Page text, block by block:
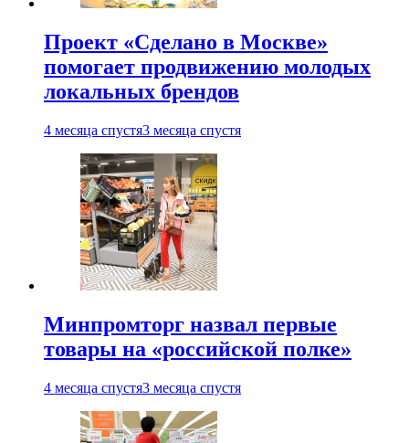
Проект «Сделано в Москве»
помогает продвижению молодых
локальных брендов
4 месяца спустя3 месяца спустя
Минпромторг назвал первые
товары на «российской полке»
4 месяца спустя3 месяца спустя